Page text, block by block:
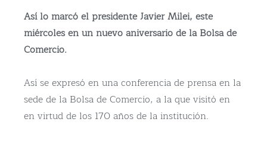
Así lo marcó el presidente Javier Milei, este
miércoles en un nuevo aniversario de la Bolsa de
Comercio.
Así se expresó en una conferencia de prensa en la
sede de la Bolsa de Comercio, a la que visitó en
en virtud de los 170 años de la institución.